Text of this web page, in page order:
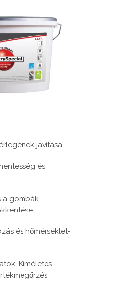
javítása
és
a gombák
és hőmérséklet-
Kíméletes